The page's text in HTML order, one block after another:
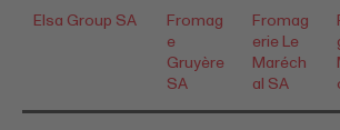
Elsa Group SA
Fromag
e
Gruyère
SA
Fromag
erie Le
Maréch
al SA